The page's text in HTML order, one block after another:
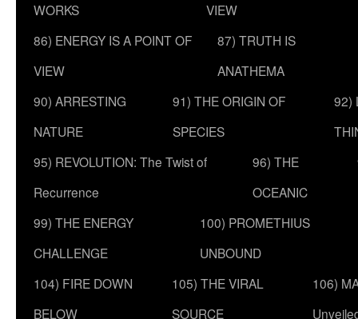
WORKS
VIEW
86) ENERGY IS A POINT OF
VIEW
87) TRUTH IS
ANATHEMA
90) ARRESTING
NATURE
91) THE ORIGIN OF
SPECIES
92)
95) REVOLUTION: The Twist of
Recurrence
96) THE
OCEANIC
99) THE ENERGY
CHALLENGE
100) PROMETHIUS
UNBOUND
104) FIRE DOWN
BELOW
105) THE VIRAL
SOURCE
106)